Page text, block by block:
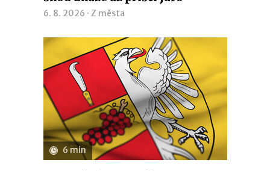
6. 8. 2026 · Z města
6 min